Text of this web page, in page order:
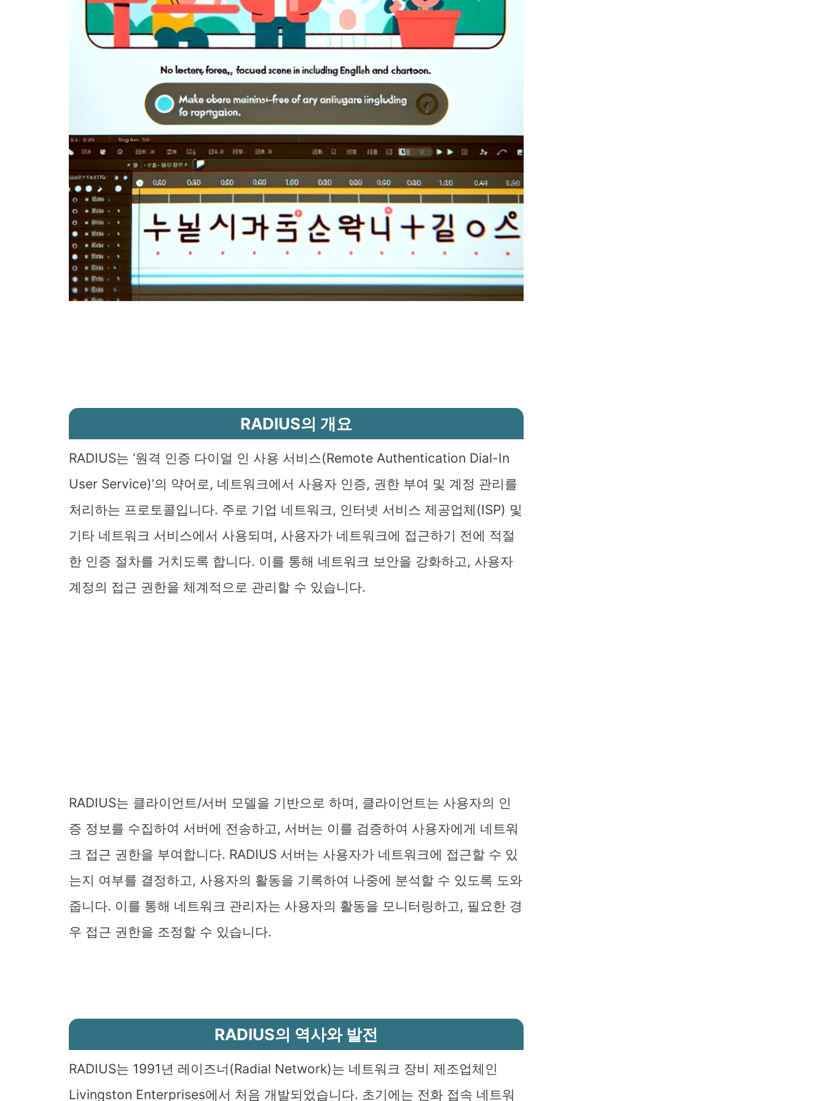
RADIUS의 개요
RADIUS는 ‘원격 인증 다이얼 인 사용 서비스(Remote Authentication Dial-In
User Service)’의 약어로, 네트워크에서 사용자 인증, 권한 부여 및 계정 관리를
처리하는 프로토콜입니다. 주로 기업 네트워크, 인터넷 서비스 제공업체(ISP) 및
기타 네트워크 서비스에서 사용되며, 사용자가 네트워크에 접근하기 전에 적절
한 인증 절차를 거치도록 합니다. 이를 통해 네트워크 보안을 강화하고, 사용자
계정의 접근 권한을 체계적으로 관리할 수 있습니다.
RADIUS는 클라이언트/서버 모델을 기반으로 하며, 클라이언트는 사용자의 인
증 정보를 수집하여 서버에 전송하고, 서버는 이를 검증하여 사용자에게 네트워
크 접근 권한을 부여합니다. RADIUS 서버는 사용자가 네트워크에 접근할 수 있
는지 여부를 결정하고, 사용자의 활동을 기록하여 나중에 분석할 수 있도록 도와
줍니다. 이를 통해 네트워크 관리자는 사용자의 활동을 모니터링하고, 필요한 경
우 접근 권한을 조정할 수 있습니다.
RADIUS의 역사와 발전
RADIUS는 1991년 레이즈너(Radial Network)는 네트워크 장비 제조업체인
Livingston Enterprises에서 처음 개발되었습니다. 초기에는 전화 접속 네트워